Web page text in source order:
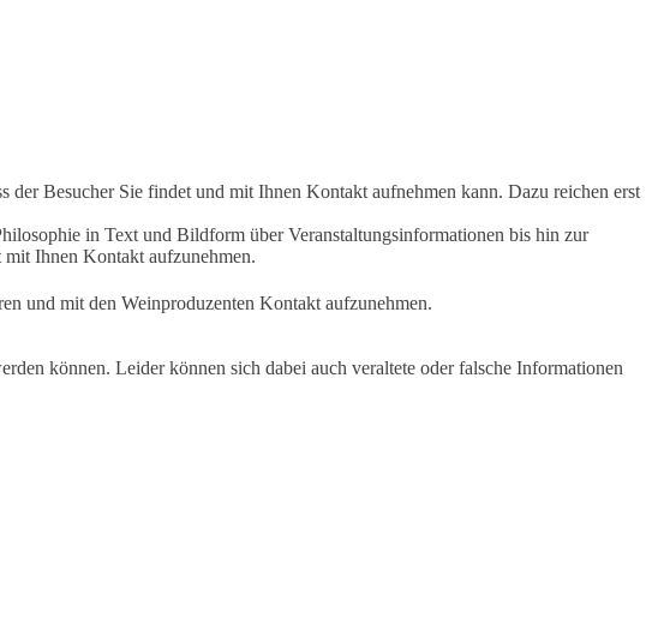
Besucher Sie findet und mit Ihnen Kontakt aufnehmen kann. Dazu reichen erst
in Text und Bildform über Veranstaltungsinformationen bis hin zur
Ihnen Kontakt aufzunehmen.
und mit den Weinproduzenten Kontakt aufzunehmen.
können. Leider können sich dabei auch veraltete oder falsche Informationen